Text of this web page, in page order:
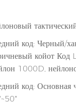
код: Черный/
койот
1000D,
код: Основная